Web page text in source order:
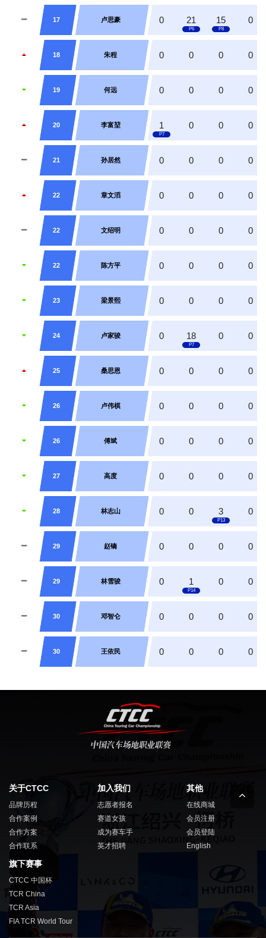
17 卢思豪 0 21 15 0
18 朱程 0 0 0 0
19 何远 0 0 0 0
20 李富堃 1 0 0 0
21 孙居然 0 0 0 0
22 章文滔 0 0 0 0
22 文绍明 0 0 0 0
22 陈方平 0 0 0 0
23 梁景熙 0 0 0 0
24 卢家骏 0 18 0 0
25 桑思恩 0 0 0 0
26 卢伟棋 0 0 0 0
26 傅斌 0 0 0 0
27 高度 0 0 0 0
28 林志山 0 0 3 0
29 赵镝 0 0 0 0
29 林雪骏 0 1 0 0
30 邓智仑 0 0 0 0
30 王依民 0 0 0 0
关于CTCC
品牌历程
合作案例
合作方案
合作联系
加入我们
志愿者报名
赛道女孩
成为赛车手
英才招聘
其他
在线商城
会员注册
会员登陆
English
旗下赛事
CTCC 中国杯
TCR China
TCR Asia
FIA TCR World Tour